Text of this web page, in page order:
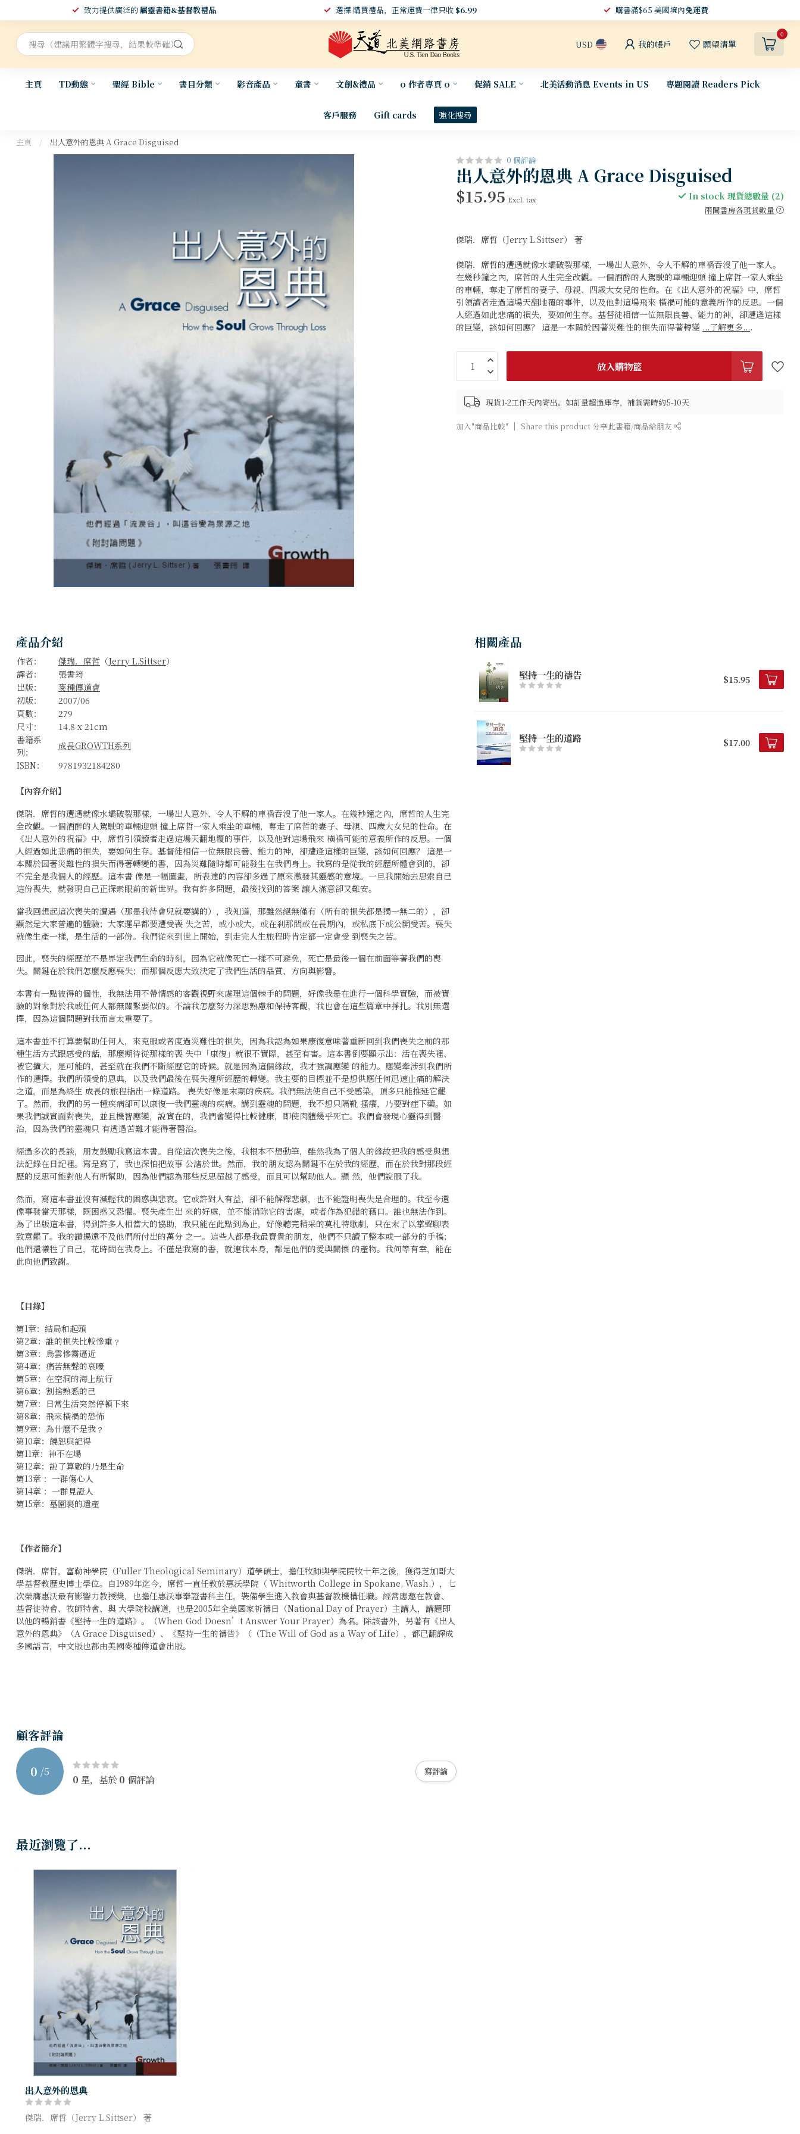
致力提供廣泛的屬靈書籍&基督教禮品 選擇 購買禮品，正常運費一律只收 $6.99 購書滿$65 美國境內免運費
USD 我的帳戶 願望清單
0
主頁 TD動態 聖經 Bible 書目分類 影音產品 童書 文創&禮品 o 作者專頁 o 促銷 SALE 北美活動消息 Events in US 專題閱讀 Readers Pick
客戶服務 Gift cards 強化搜尋
主頁 /
出人意外的恩典 A Grace Disguised
0 個評論
出人意外的恩典 A Grace Disguised
$15.95 Excl. tax In stock 現貨總數量 (2)
兩間書房各現貨數量
傑瑞．席哲（Jerry L.Sittser） 著
傑瑞．席哲的遭遇就像水壩破裂那樣，一場出人意外、令人不解的車禍吞沒了他一家人。
在幾秒鐘之內，席哲的人生完全改觀。一個酒醉的人駕駛的車輛迎頭 撞上席哲一家人乘坐
的車輛，奪走了席哲的妻子、母親、四歲大女兒的性命。在《出人意外的祝福》中，席哲
引領讀者走過這場天翻地覆的事件，以及他對這場飛來 橫禍可能的意義所作的反思。一個
人經過如此悲痛的損失，要如何生存。基督徒相信一位無限良善、能力的神，卻遭逢這樣
的巨變，該如何回應？ 這是一本關於因著災難性的損失而得著轉變 ...了解更多....
放入購物籃
現貨1-2工作天內寄出。如訂量超過庫存，補貨需時約5-10天
加入"商品比較" Share this product 分享此書籍/商品給朋友
產品介紹
作者： 傑瑞．席哲 （Jerry L.Sittser）
譯者：
張書筠
出版：
麥種傳道會
初版：
2007/06
頁數：
279
尺寸：
14.8 x 21cm
書籍系
列：
成長GROWTH系列
ISBN：
9781932184280
【內容介紹】
傑瑞．席哲的遭遇就像水壩破裂那樣，一場出人意外、令人不解的車禍吞沒了他一家人。在幾秒鐘之內，席哲的人生完
全改觀。一個酒醉的人駕駛的車輛迎頭 撞上席哲一家人乘坐的車輛，奪走了席哲的妻子、母親、四歲大女兒的性命。在
《出人意外的祝福》中，席哲引領讀者走過這場天翻地覆的事件，以及他對這場飛來 橫禍可能的意義所作的反思。一個
人經過如此悲痛的損失，要如何生存。基督徒相信一位無限良善、能力的神，卻遭逢這樣的巨變，該如何回應？ 這是一
本關於因著災難性的損失而得著轉變的書，因為災難隨時都可能發生在我們身上。我寫的是從我的經歷所體會到的，卻
不完全是我個人的經歷。這本書 像是一幅圖畫，所表達的內容卻多過了原來激發其靈感的意境。一旦我開始去思索自己
這份喪失，就發現自己正探索眼前的新世界。我有許多問題，最後找到的答案 讓人滿意卻又難安。
當我回想起這次喪失的遭遇（那是我待會兒就要講的），我知道，那雖然絕無僅有（所有的損失都是獨一無二的），卻
顯然是大家普遍的體驗；大家遲早都要遭受喪 失之苦，或小或大，或在剎那間或在長期內，或私底下或公開受苦。喪失
就像生產一樣，是生活的一部份。我們從來到世上開始，到走完人生旅程時肯定都一定會受 到喪失之苦。
因此，喪失的經歷並不是界定我們生命的時刻，因為它就像死亡一樣不可避免，死亡是最後一個在前面等著我們的喪
失。關鍵在於我們怎麼反應喪失；而那個反應大致決定了我們生活的品質、方向與影響。
本書有一點彼得的個性，我無法用不帶情感的客觀視野來處理這個棘手的問題，好像我是在進行一個科學實驗，而被實
驗的對象對於我或任何人都無關緊要似的。不論我怎麼努力深思熟慮和保持客觀，我也會在這些篇章中掙扎。我別無選
擇，因為這個問題對我而言太重要了。
這本書並不打算要幫助任何人，來克服或者度過災難性的損失，因為我認為如果康復意味著重新回到我們喪失之前的那
種生活方式跟感受的話，那麼期待從那樣的喪 失中「康復」就很不實際，甚至有害。這本書倒要顯示出：活在喪失裡、
被它擴大，是可能的，甚至就在我們不斷經歷它的時候。就是因為這個緣故，我才強調應變 的能力。應變牽涉到我們所
作的選擇。我們所領受的恩典，以及我們最後在喪失裡所經歷的轉變。我主要的目標並不是想供應任何迅速止痛的解決
之道，而是為終生 成長的旅程指出一條道路。 喪失好像是末期的疾病。我們無法使自己不受感染，頂多只能推延它罷
了。然而，我們的另一種疾病卻可以康復─我們靈魂的疾病。講到靈魂的問題，我不想只隔靴 搔癢，乃要對症下藥。如
果我們誠實面對喪失，並且機智應變，說實在的，我們會變得比較健康，即使肉體幾乎死亡。我們會發現心靈得到醫
治，因為我們的靈魂只 有透過苦難才能得著醫治。
經過多次的長談，朋友鼓勵我寫這本書。自從這次喪失之後，我根本不想動筆，雖然我為了個人的緣故把我的感受與想
法記錄在日記裡。寫是寫了，我也深怕把故事 公諸於世。然而，我的朋友認為關鍵不在於我的經歷，而在於我對那段經
歷的反思可能對他人有所幫助，因為他們認為那些反思超越了感受，而且可以幫助他人。顯 然，他們說服了我。
然而，寫這本書並沒有減輕我的困惑與悲哀。它或許對人有益，卻不能解釋悲劇，也不能證明喪失是合理的。我至今還
像事發當天那樣，既困惑又恐懼。喪失產生出 來的好處，並不能消除它的害處，或者作為犯錯的藉口。誰也無法作到。
為了出版這本書，得到許多人相當大的協助，我只能在此點到為止，好像聽完精采的莫札特歌劇，只在末了以掌聲聊表
致意罷了。我的讚揚遠不及他們所付出的萬分 之一。這些人都是我最寶貴的朋友，他們不只讀了整本或一部分的手稿；
他們還犧牲了自己，花時間在我身上。不僅是我寫的書，就連我本身，都是他們的愛與關懷 的產物。我何等有幸，能在
此向他們致謝。
【目錄】
第1章：結局和起頭
第2章：誰的損失比較慘重﹖
第3章：烏雲慘霧逼近
第4章：痛苦無聲的哀嚎
第5章：在空洞的海上航行
第6章：割捨熟悉的己
第7章：日常生活突然停頓下來
第8章：飛來橫禍的恐怖
第9章：為什麼不是我﹖
第10章：饒恕與記得
第11章：神不在場
第12章：說了算數的乃是生命
第13章 ：一群傷心人
第14章 ：一群見證人
第15章：墓園裏的遺產
【作者簡介】
傑瑞．席哲，富勒神學院（Fuller Theological Seminary）道學碩士，擔任牧師與學院院牧十年之後，獲得芝加哥大
學基督教歷史博士學位。自1989年迄今，席哲一直任教於惠沃學院（ Whitworth College in Spokane, Wash.），七
次榮膺惠沃最有影響力教授獎，也擔任惠沃事奉證書科主任，裝備學生進入教會與基督教機構任職。經常應邀在教會、
基督徒特會、牧師特會、與 大學院校講道，也是2005年全美國家祈禱日（National Day of Prayer）主講人，講題即
以他的暢銷書《堅持一生的道路》。（When God Doesn’t Answer Your Prayer）為名。除該書外，另著有《出人
意外的恩典》（A Grace Disguised）、《堅持一生的禱告》（（The Will of God as a Way of Life），都已翻譯成
多國語言，中文版也都由美國麥種傳道會出版。
顧客評論
0 /5
0 星，基於0 個評論
寫評論
相關產品
堅持一生的禱告 $15.95
堅持一生的道路 $17.00
最近瀏覽了...
出人意外的恩典
傑瑞．席哲（Jerry L.Sittser） 著